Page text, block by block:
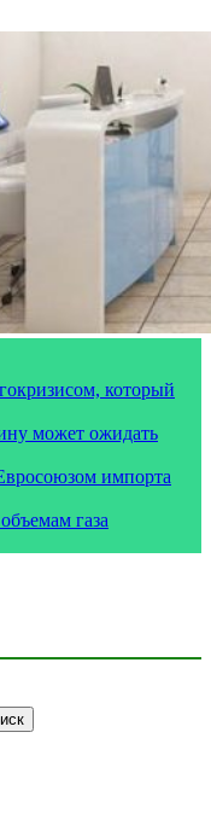
который
может ожидать
импорта
газа